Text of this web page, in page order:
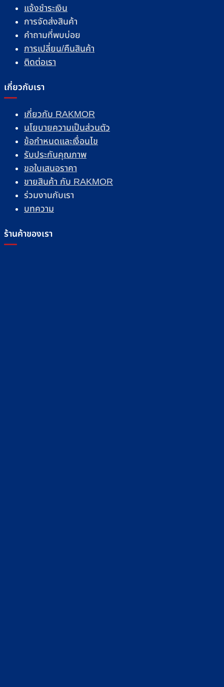
แจ้งชำระเงิน
การจัดส่งสินค้า
คำถามที่พบบ่อย
การเปลี่ยน/คืนสินค้า
ติดต่อเรา
เกี่ยวกับเรา
เกี่ยวกับ RAKMOR
นโยบายความเป็นส่วนตัว
ข้อกำหนดและเงื่อนไข
รับประกันคุณภาพ
ขอใบเสนอราคา
ขายสินค้า กับ RAKMOR
ร่วมงานกับเรา
บทความ
ร้านค้าของเรา